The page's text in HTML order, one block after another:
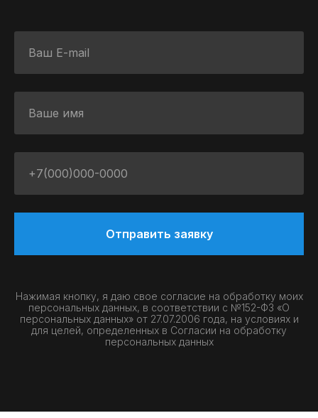
Отправить заявку
Нажимая кнопку, я даю свое согласие на обработку моих
персональных данных, в соответствии с №152-ФЗ «О
персональных данных» от 27.07.2006 года, на условиях и
для целей, определенных в Согласии на обработку
персональных данных